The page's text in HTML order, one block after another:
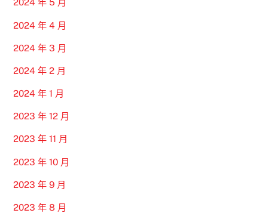
2024 年 5 月
2024 年 4 月
2024 年 3 月
2024 年 2 月
2024 年 1 月
2023 年 12 月
2023 年 11 月
2023 年 10 月
2023 年 9 月
2023 年 8 月